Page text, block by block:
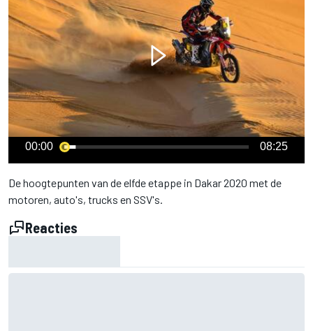
00:00 08:25
De hoogtepunten van de elfde etappe in Dakar 2020 met de
motoren, auto's, trucks en SSV's.
Reacties